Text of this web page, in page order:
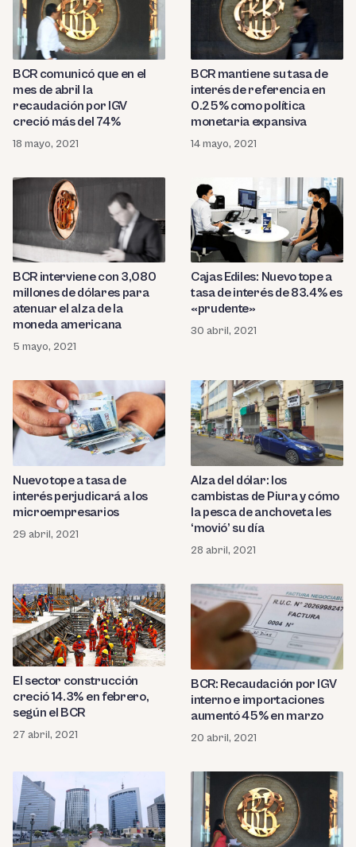
BCR comunicó que en el
mes de abril la
recaudación por IGV
creció más del 74%
18 mayo, 2021
BCR mantiene su tasa de
interés de referencia en
0.25% como política
monetaria expansiva
14 mayo, 2021
BCR interviene con 3,080
millones de dólares para
atenuar el alza de la
moneda americana
5 mayo, 2021
Cajas Ediles: Nuevo tope a
tasa de interés de 83.4% es
«prudente»
30 abril, 2021
Nuevo tope a tasa de
interés perjudicará a los
microempresarios
29 abril, 2021
Alza del dólar: los
cambistas de Piura y cómo
la pesca de anchoveta les
‘movió’ su día
28 abril, 2021
El sector construcción
creció 14.3% en febrero,
según el BCR
27 abril, 2021
BCR: Recaudación por IGV
interno e importaciones
aumentó 45% en marzo
20 abril, 2021